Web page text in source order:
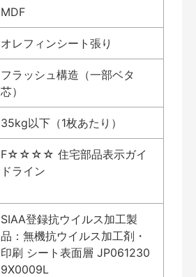
MDF
オレフィンシート張り
フラッシュ構造（一部ベタ
芯）
35kg以下（1枚あたり）
F☆☆☆☆ 住宅部品表示ガイ
ドライン
SIAA登録抗ウイルス加工製
品：無機抗ウイルス加工剤・
印刷 シート表面層 JP061230
9X0009L